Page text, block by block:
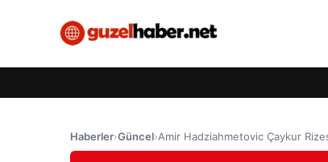
Haberler›Güncel›Amir Hadziahmetovic Çaykur